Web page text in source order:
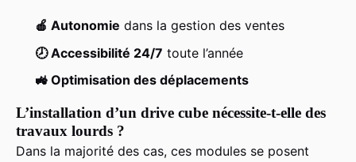
🍎 Autonomie dans la gestion des ventes
🕗 Accessibilité 24/7 toute l’année
🚜 Optimisation des déplacements
L’installation d’un drive cube nécessite-t-elle des
travaux lourds ?
Dans la majorité des cas, ces modules se posent